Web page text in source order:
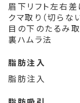
眉下リフト左右
クマ取り（切らな
目の下のたるみ
裏ハムラ法
脂肪注入
脂肪注入